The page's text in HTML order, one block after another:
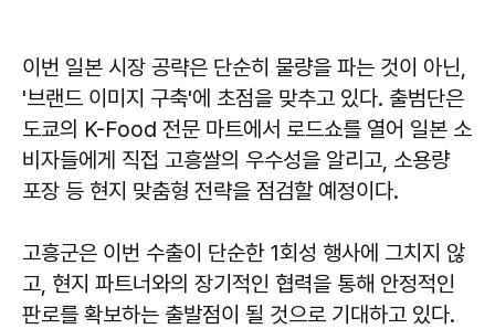
이번 일본 시장 공략은 단순히 물량을 파는 것이 아닌,
'브랜드 이미지 구축'에 초점을 맞추고 있다. 출범단은
도쿄의 K-Food 전문 마트에서 로드쇼를 열어 일본 소
비자들에게 직접 고흥쌀의 우수성을 알리고, 소용량
포장 등 현지 맞춤형 전략을 점검할 예정이다.
고흥군은 이번 수출이 단순한 1회성 행사에 그치지 않
고, 현지 파트너와의 장기적인 협력을 통해 안정적인
판로를 확보하는 출발점이 될 것으로 기대하고 있다.